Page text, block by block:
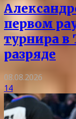
первом
турнира в
разряде
08.08.2026
14